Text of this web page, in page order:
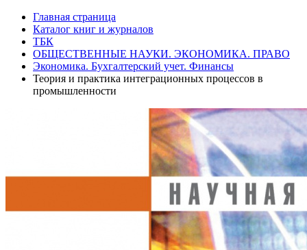
Главная страница
Каталог книг и журналов
ТБК
ОБЩЕСТВЕННЫЕ НАУКИ. ЭКОНОМИКА. ПРАВО
Экономика. Бухгалтерский учет. Финансы
Теория и практика интеграционных процессов в
промышленности